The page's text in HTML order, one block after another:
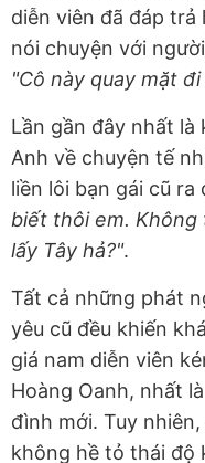
diễn viên đã đáp trả
nói chuyện với
"Cô này quay mặt
Lần gần đây nhất là
Anh về chuyện tế
liền lôi bạn gái cũ ra
biết thôi em. Không
lấy Tây hả?".
Tất cả những phát
yêu cũ đều khiến
giá nam diễn viên
Hoàng Oanh, nhất
đình mới. Tuy
không hề tỏ thái độ